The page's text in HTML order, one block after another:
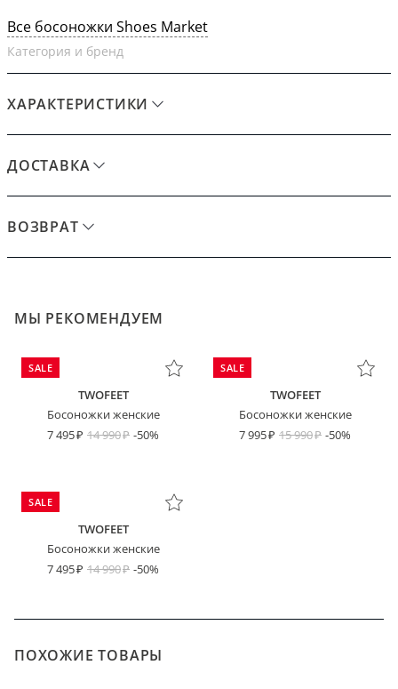
Все босоножки Shoes Market
Категория и бренд
ХАРАКТЕРИСТИКИ
ДОСТАВКА
ВОЗВРАТ
МЫ РЕКОМЕНДУЕМ
SALE
TWOFEET
Босоножки женские
7 495
14 990 -50%
SALE
TWOFEET
Босоножки женские
7 995
15 990 -50%
SALE
TWOFEET
Босоножки женские
7 495
14 990 -50%
ПОХОЖИЕ ТОВАРЫ